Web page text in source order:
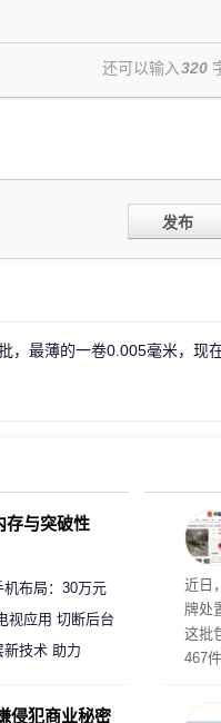
还可以输入320
发布
，最薄的一卷0.005毫米，现
近日
牌处
这批
467
存与突破性
布局：30万元
逐步清退
视应用 切断后台
新技术 助力
侵犯商业秘密